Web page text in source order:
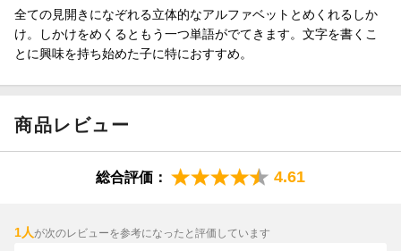
全ての見開きになぞれる立体的なアルファベットとめくれるしか
け。しかけをめくるともう一つ単語がでてきます。文字を書くこ
とに興味を持ち始めた子に特におすすめ。
商品レビュー
総合評価： 4.61
1人が次のレビューを参考になったと評価しています